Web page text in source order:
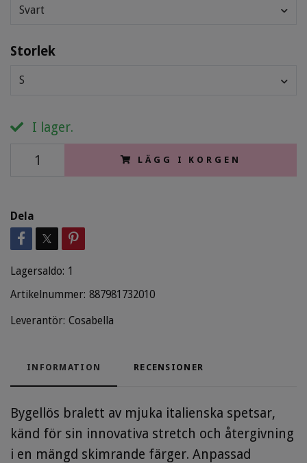
Svart
Storlek
S
I lager.
LÄGG I KORGEN
Dela
Lagersaldo: 1
Artikelnummer: 887981732010
Leverantör: Cosabella
INFORMATION RECENSIONER
Bygellös bralett av mjuka italienska spetsar,
känd för sin innovativa stretch och återgivning
i en mängd skimrande färger. Anpassad